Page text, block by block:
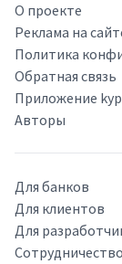
О проекте
Реклама на
Политика
Обратная связь
Приложение
Авторы
Для банков
Для клиентов
Для
Сотрудничество